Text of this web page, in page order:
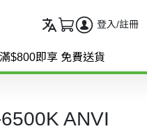
登入/註冊
滿$800即享 免費送貨
ANVI